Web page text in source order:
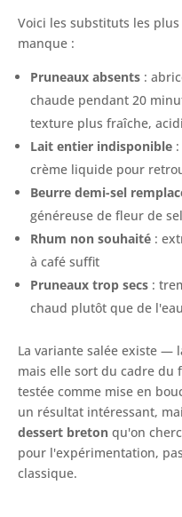
Voici les substituts les
manque :
Pruneaux absents :
chaude pendant 20
texture plus fraîche,
Lait entier indisponible
crème liquide pour
Beurre demi-sel
généreuse de fleur de
Rhum non souhaité :
à café suffit
Pruneaux trop secs :
chaud plutôt que de
La variante salée existe —
mais elle sort du cadre du
testée comme mise en
un résultat intéressant,
dessert breton qu'on
pour l'expérimentation,
classique.